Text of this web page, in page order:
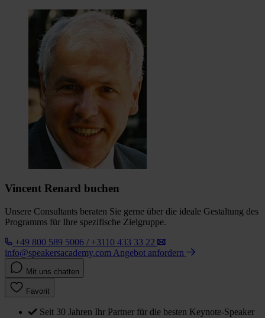
Vincent Renard buchen
Unsere Consultants beraten Sie gerne über die ideale Gestaltung des
Programms für Ihre spezifische Zielgruppe.
+49 800 589 5006 / +3110 433 33 22
info@speakersacademy.com Angebot anfordern
Mit uns chatten
Favorit
Seit 30 Jahren Ihr Partner für die besten Keynote-Speaker